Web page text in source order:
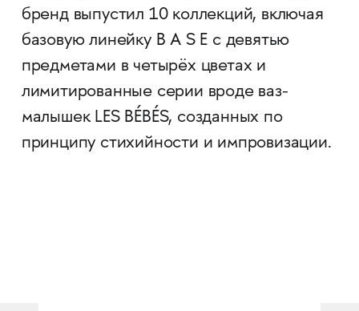
бренд выпустил 10 коллекций, включая
базовую линейку B A S E с девятью
предметами в четырёх цветах и
лимитированные серии вроде ваз-
малышек LES BÉBÉS, созданных по
принципу стихийности и импровизации.